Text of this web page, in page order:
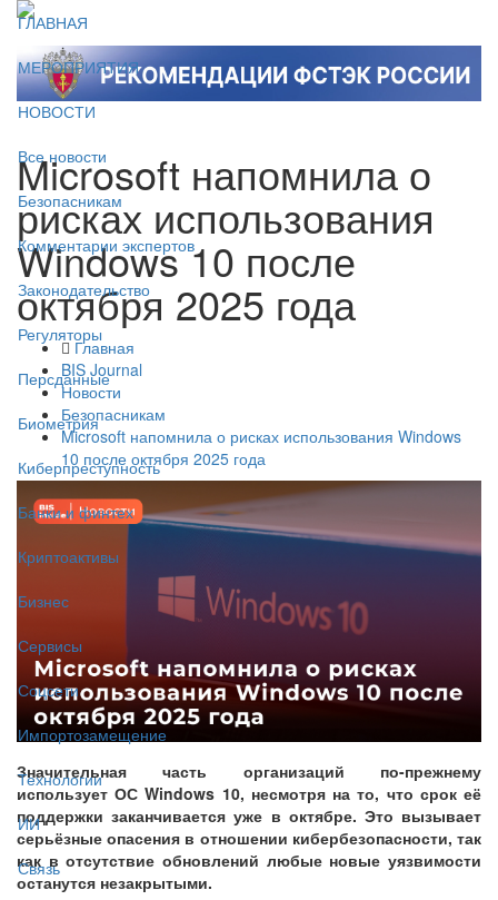
ГЛАВНАЯ
МЕРОПРИЯТИЯ
НОВОСТИ
Все новости
Безопасникам
Комментарии экспертов
Законодательство
Регуляторы
Персданные
Биометрия
Киберпреступность
Банки и финтех
Криптоактивы
Бизнес
Сервисы
Соцсети
Импортозамещение
Технологии
ИИ
Связь
Microsoft напомнила о
рисках использования
Windows 10 после
октября 2025 года
Главная
BIS Journal
Новости
Безопасникам
Microsoft напомнила о рисках использования Windows
10 после октября 2025 года
Значительная часть организаций по-прежнему
использует ОС Windows 10, несмотря на то, что срок её
поддержки заканчивается уже в октябре. Это вызывает
серьёзные опасения в отношении кибербезопасности, так
как в отсутствие обновлений любые новые уязвимости
останутся незакрытыми.